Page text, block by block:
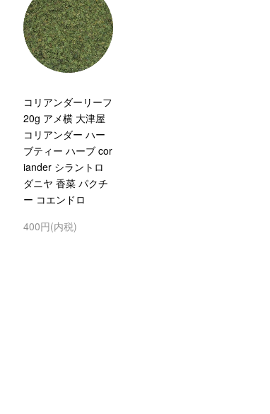
コリアンダーリーフ
20g アメ横 大津屋
コリアンダー ハー
ブティー ハーブ cor
iander シラントロ
ダニヤ 香菜 パクチ
ー コエンドロ
400円(内税)